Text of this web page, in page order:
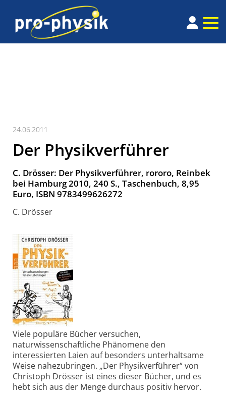
24.06.2011
Der Physikverführer
C. Drösser: Der Physikverführer, rororo, Reinbek
bei Hamburg 2010, 240 S., Taschenbuch, 8,95
Euro, ISBN 9783499626272
C. Drösser
Viele populäre Bücher versuchen,
naturwissenschaftliche Phänomene den
interessierten Laien auf besonders unterhaltsame
Weise nahezubringen. „Der Physikverführer“ von
Christoph Drösser ist eines dieser Bücher, und es
hebt sich aus der Menge durchaus positiv hervor.